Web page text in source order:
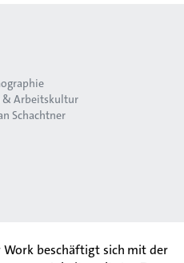
& Arbeitskultur
Schachtner
beschäftigt sich mit der